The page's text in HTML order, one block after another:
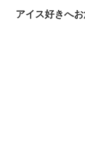
アイス好きへ